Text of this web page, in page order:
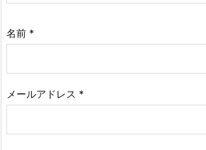
名前 *
メールアドレス *